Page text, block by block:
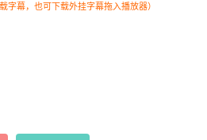
字幕，也可下载外挂字幕拖入播放器）